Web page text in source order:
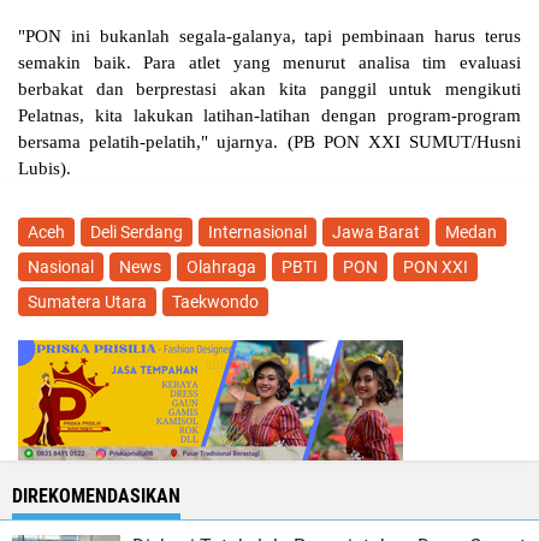
"PON ini bukanlah segala-galanya, tapi pembinaan harus terus
semakin baik. Para atlet yang menurut analisa tim evaluasi
berbakat dan berprestasi akan kita panggil untuk mengikuti
Pelatnas, kita lakukan latihan-latihan dengan program-program
bersama pelatih-pelatih," ujarnya. (PB PON XXI SUMUT/Husni
Lubis).
Aceh Deli Serdang Internasional Jawa Barat
Medan
Nasional
News Olahraga PBTI PON
PON XXI
Sumatera Utara
Taekwondo
DIREKOMENDASIKAN